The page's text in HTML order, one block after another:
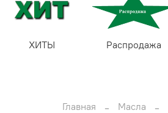
ХИТЫ Распродажа
Главная
Масла